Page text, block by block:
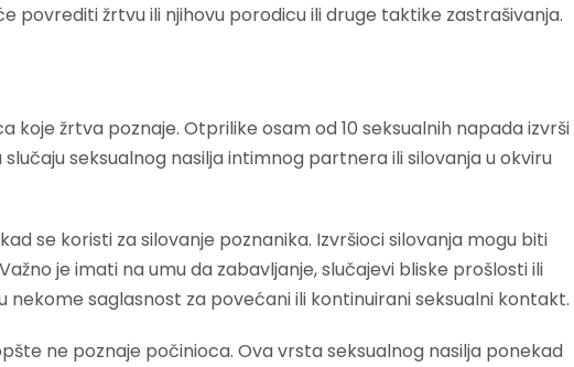
povrediti žrtvu ili njihovu porodicu ili druge taktike zastrašivanja.
koje žrtva poznaje. Otprilike osam od 10 seksualnih napada izvrši
seksualnog nasilja intimnog partnera ili silovanja u okviru
se koristi za silovanje poznanika. Izvršioci silovanja mogu biti
je imati na umu da zabavljanje, slučajevi bliske prošlosti ili
saglasnost za povećani ili kontinuirani seksualni kontakt.
ne poznaje počinioca. Ova vrsta seksualnog nasilja ponekad